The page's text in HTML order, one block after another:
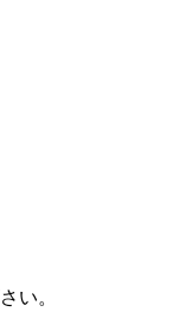
い。